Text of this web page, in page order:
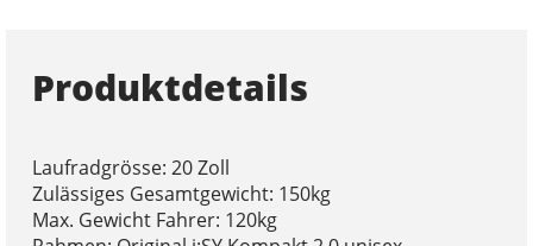
Produktdetails
Laufradgrösse: 20 Zoll
Zulässiges Gesamtgewicht: 150kg
Max. Gewicht Fahrer: 120kg